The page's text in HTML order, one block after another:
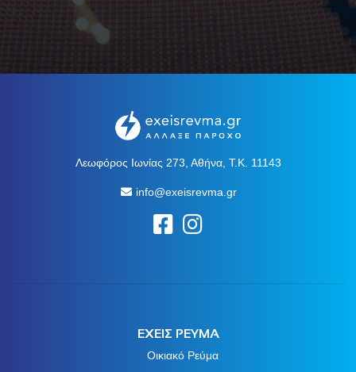
Λεωφόρος Ιωνίας 273, Αθήνα, Τ.Κ. 11143
info@exeisrevma.gr
ΕΧΕΙΣ ΡΕΥΜΑ
Οικιακό Ρεύμα